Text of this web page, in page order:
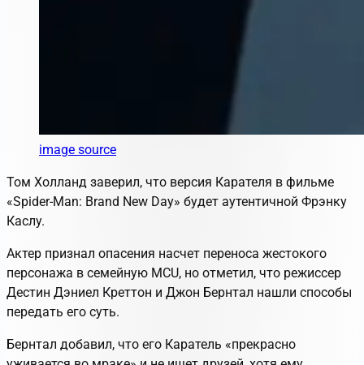
image source
Том Холланд заверил, что версия Карателя в фильме
«Spider-Man: Brand New Day» будет аутентичной Фрэнку
Каслу.
Актер признал опасения насчет переноса жестокого
персонажа в семейную MCU, но отметил, что режиссер
Дестин Дэниел Креттон и Джон Бернтал нашли способы
передать его суть.
Бернтал добавил, что его Каратель «прекрасно